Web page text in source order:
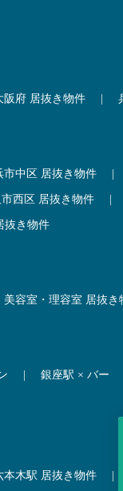
阪府 居抜き物件
市中区 居抜き物件
市西区 居抜き物件
抜き物件
美容室・理容室 居抜き
銀座駅 × バー
本木駅 居抜き物件